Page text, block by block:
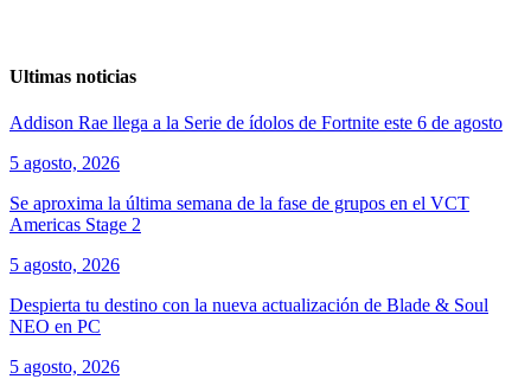
Ultimas noticias
Addison Rae llega a la Serie de ídolos de Fortnite este 6 de agosto
5 agosto, 2026
Se aproxima la última semana de la fase de grupos en el VCT
Americas Stage 2
5 agosto, 2026
Despierta tu destino con la nueva actualización de Blade & Soul
NEO en PC
5 agosto, 2026